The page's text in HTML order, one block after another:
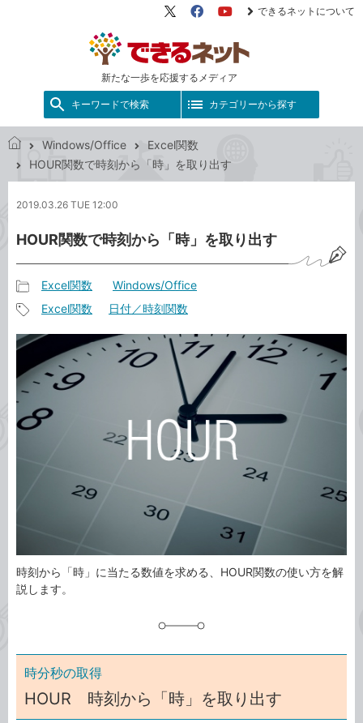
新たな一歩を応援するメディア
X（旧
FacebookYouTube
できるネットについて
キーワードで検索 カテゴリーから探す
で
ネ
ト
Windows/Office
Excel関数
HOUR関数で時刻から「時」を取り出す
2019.03.26 TUE 12:00
HOUR関数で時刻から「時」を取り出す
事
カ
ゴ
Excel関数 Windows/Office
事
タ
グ
Excel関数 日付／時刻関数
時刻から「時」に当たる数値を求める、HOUR関数の使い方を解
説します。
時分秒の取得
HOUR 時刻から「時」を取り出す